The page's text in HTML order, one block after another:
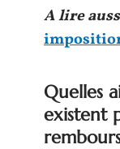
A lire
Quelles
existent